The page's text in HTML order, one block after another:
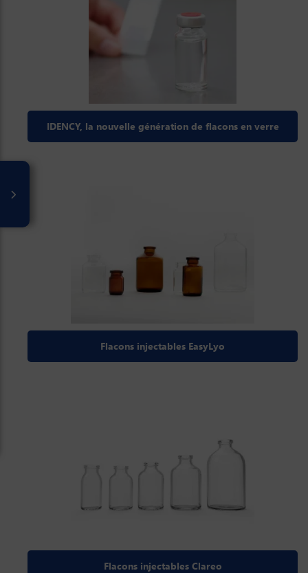
IDENCY, la nouvelle génération de flacons en verre
Flacons injectables EasyLyo
Flacons injectables Clareo